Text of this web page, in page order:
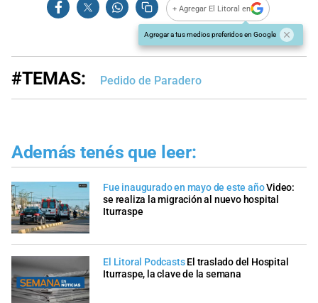
+ Agregar El Litoral en
Agregar a tus medios preferidos en Google
#TEMAS: Pedido de Paradero
Además tenés que leer:
Fue inaugurado en mayo de este añoVideo:
se realiza la migración al nuevo hospital
Iturraspe
El Litoral Podcasts El traslado del Hospital
Iturraspe, la clave de la semana